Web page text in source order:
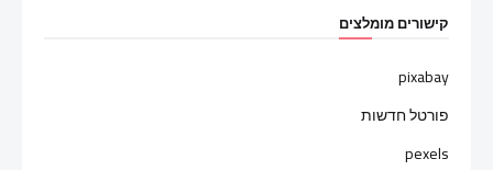
קישורים מומלצים
pixabay
פורטל חדשות
pexels